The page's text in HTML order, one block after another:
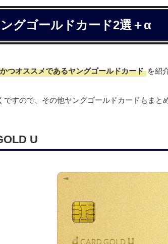
グゴールドカード2選＋α
つオススメであるヤングゴールドカード を紹
ですので、その他ヤングゴールドカードもまと
U